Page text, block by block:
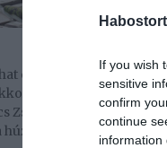
If you wish
sensitive
confirm
continue
information
évben benne van
elő azzal,
Zsóka, majd
az időt.